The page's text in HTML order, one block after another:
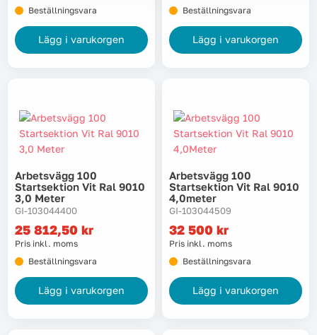
Beställningsvara
Lägg i varukorgen
Beställningsvara
Lägg i varukorgen
Arbetsvägg 100
Startsektion Vit Ral 9010
3,0 Meter
GI-103044400
25 812,50 kr
Pris inkl. moms
Beställningsvara
Lägg i varukorgen
Arbetsvägg 100
Startsektion Vit Ral 9010
4,0meter
GI-103044509
32 500 kr
Pris inkl. moms
Beställningsvara
Lägg i varukorgen